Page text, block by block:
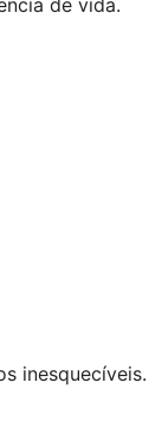
de vida.
inesquecíveis.